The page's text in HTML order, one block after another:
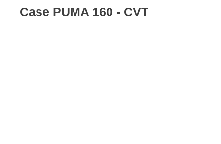
Case PUMA 160 - CVT